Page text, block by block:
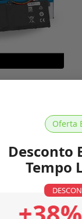
Oferta
Desconto
Tempo
nosso
ISO